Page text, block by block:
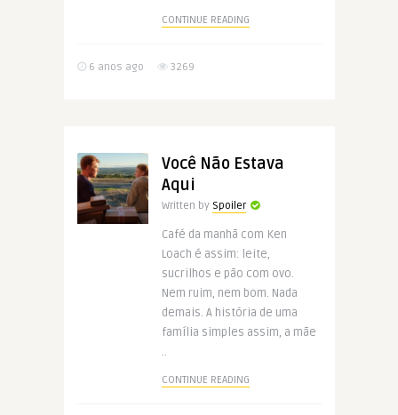
CONTINUE READING
6 anos ago 3269
Você Não Estava
Aqui
Written by Spoiler
Café da manhã com Ken
Loach é assim: leite,
sucrilhos e pão com ovo.
Nem ruim, nem bom. Nada
demais. A história de uma
família simples assim, a mãe
..
CONTINUE READING